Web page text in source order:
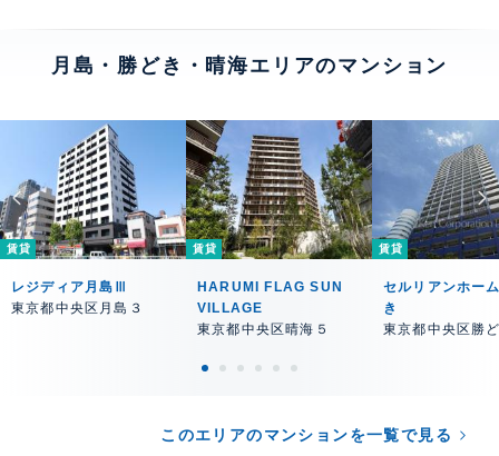
月島・勝どき・晴海エリアのマンション
賃貸
レジディア月島Ⅲ
東京都中央区月島３
賃貸
HARUMI FLAG SUN
VILLAGE
東京都中央区晴海５
賃貸
セルリアンホー
き
東京都中央区勝
このエリアのマンションを一覧で見る